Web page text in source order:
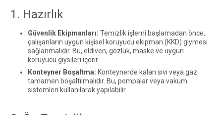
1. Hazırlık
Güvenlik Ekipmanları: Temizlik işlemi başlamadan önce,
çalışanların uygun kişisel koruyucu ekipman (KKD) giymesi
sağlanmalıdır. Bu, eldiven, gözlük, maske ve uygun
koruyucu giysileri içerir.
Konteyner Boşaltma: Konteynerde kalan sıvı veya gaz
tamamen boşaltılmalıdır. Bu, pompalar veya vakum
sistemleri kullanılarak yapılabilir.